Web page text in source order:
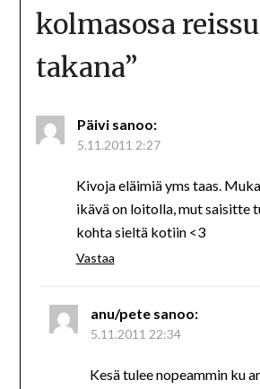
kolmasosa
takana”
Päivi sanoo:
5.11.2011 2:27
Kivoja eläimiä yms taas.
ikävä on loitolla, mut saisitte
kohta sieltä kotiin <3
Vastaa
anu/pete sanoo:
5.11.2011 22:34
Kesä tulee nopeammin ku